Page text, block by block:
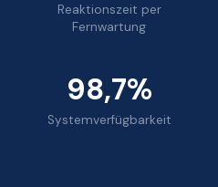
Reaktionszeit per
Fernwartung
98,7%
Systemverfügbarkeit